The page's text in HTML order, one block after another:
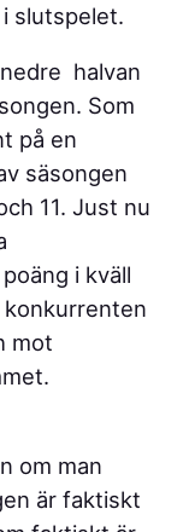
slutspelet.
halvan
Som
på en
säsongen
11. Just nu
i kväll
mot
om man
är faktiskt